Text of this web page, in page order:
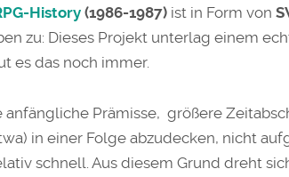
History(1986-1987)ist in Form von
zu: Dieses Projekt unterlag einem
es das noch immer.
anfängliche Prämisse, größere
in einer Folge abzudecken, nicht
schnell. Aus diesem Grund dreht